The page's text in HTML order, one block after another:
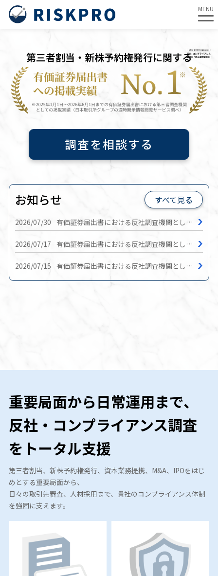
MENU
第三者割当・新株予約権発行に関する
調査を相談する
お知らせ すべて見る
2026/07/30 有価証券届出書における反社調査機関として採用されました。
2026/07/17 有価証券届出書における反社調査機関として採用されました。
2026/07/15 有価証券届出書における反社調査機関として採用されました。
重要局面から日常運用まで、
反社・コンプライアンス調査
をトータル支援
第三者割当、新株予約権発行、資本業務提携、M&A、IPOをはじ
めとする重要局面から、
日々の取引先審査、人材採用まで、貴社のコンプライアンス体制
を強固に支えます。